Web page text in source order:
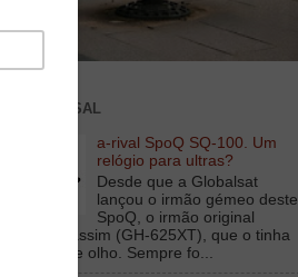
TOP MENSAL
a-rival SpoQ SQ-100. Um
relógio para ultras?
Desde que a Globalsat
lançou o irmão gémeo deste
SpoQ, o irmão original
digamos assim (GH-625XT), que o tinha
debaixo de olho. Sempre fo...